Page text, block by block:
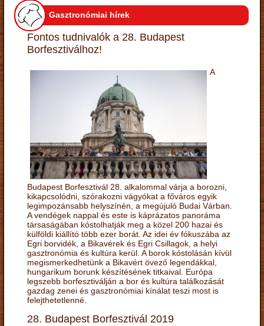
Gasztronómiai hírek
Fontos tudnivalók a 28. Budapest
Borfesztiválhoz!
A
Budapest Borfesztivál 28. alkalommal várja a borozni,
kikapcsolódni, szórakozni vágyókat a főváros egyik
legimpozánsabb helyszínén, a megújuló Budai Várban.
A vendégek nappal és este is káprázatos panoráma
társaságában kóstolhatják meg a közel 200 hazai és
külföldi kiállító több ezer borát. Az idei év fókuszába az
Egri borvidék, a Bikavérek és Egri Csillagok, a helyi
gasztronómia és kultúra kerül. A borok kóstolásán kívül
megismerkedhetünk a Bikavért övező legendákkal,
hungarikum borunk készítésének titkaival. Európa
legszebb borfesztiválján a bor és kultúra találkozását
gazdag zenei és gasztronómiai kínálat teszi most is
felejthetetlenné.
28. Budapest Borfesztivál 2019